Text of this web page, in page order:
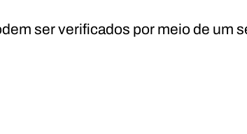
ser verificados por meio de um